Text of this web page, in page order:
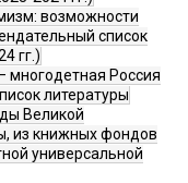
возможности
список
гг.)
многодетная Россия
литературы
Великой
из книжных фондов
универсальной